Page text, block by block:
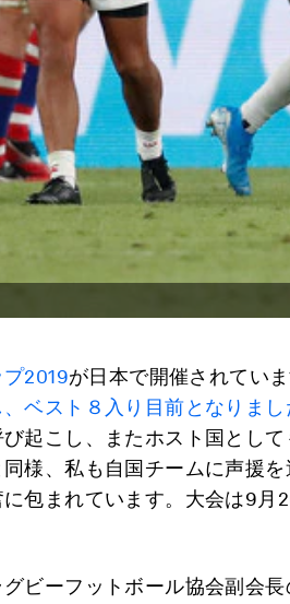
2019が日本で開催されていま
ベスト８入り目前となりまし
起こし、またホスト国とし
様、私も自国チームに声援
包まれています。大会は9月
ビーフットボール協会副会長